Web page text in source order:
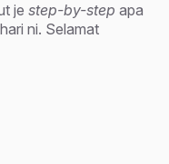
je step-by-step apa
ni. Selamat